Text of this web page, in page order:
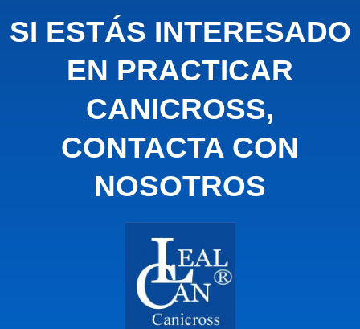
SI ESTÁS INTERESADO
EN PRACTICAR
CANICROSS,
CONTACTA CON
NOSOTROS